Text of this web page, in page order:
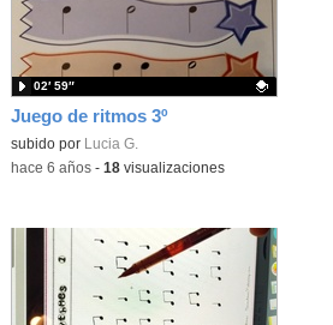
Juego de ritmos 3º
Contenido educativo.
subido por Lucia G.
02′ 59″
-hace 6 años- 18visualizaciones